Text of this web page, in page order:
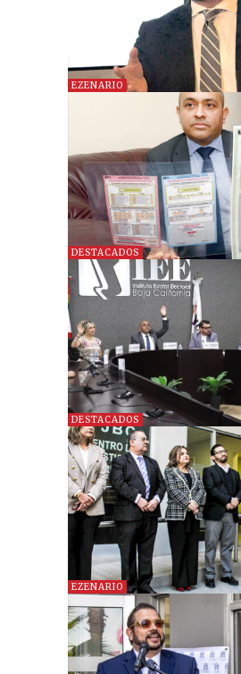
EZENARIO
DESTACADOS
DESTACADOS
EZENARIO